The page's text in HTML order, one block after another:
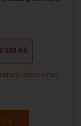
2 059 Kč
upřesníme.